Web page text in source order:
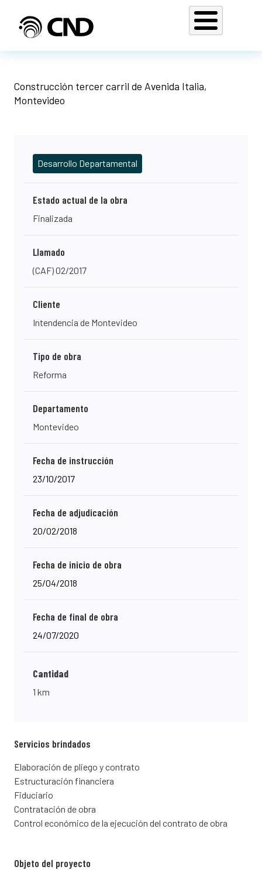
Construcción tercer carril de Avenida Italia,
Montevideo
Desarrollo Departamental
Estado actual de la obra
Finalizada
Llamado
(CAF) 02/2017
Cliente
Intendencia de Montevideo
Tipo de obra
Reforma
Departamento
Montevideo
Fecha de instrucción
23/10/2017
Fecha de adjudicación
20/02/2018
Fecha de inicio de obra
25/04/2018
Fecha de final de obra
24/07/2020
Cantidad
1 km
Servicios brindados
Elaboración de pliego y contrato
Estructuración financiera
Fiduciario
Contratación de obra
Control económico de la ejecución del contrato de obra
Objeto del proyecto